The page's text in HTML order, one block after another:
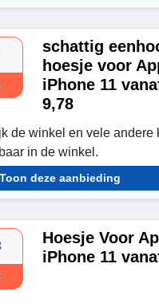
schattig
hoesje voor
iPhone 11
9,78
de winkel en vele andere
in de winkel.
Toon deze aanbieding
Hoesje Voor
iPhone 11